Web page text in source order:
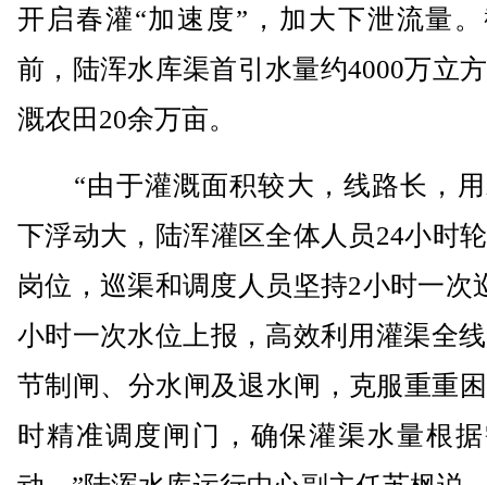
开启春灌“加速度”，加大下泄流量
前，陆浑水库渠首引水量约4000万立
溉农田20余万亩。
“由于灌溉面积较大，线路长，用
下浮动大，陆浑灌区全体人员24小时
岗位，巡渠和调度人员坚持2小时一次
小时一次水位上报，高效利用灌渠全
节制闸、分水闸及退水闸，克服重重
时精准调度闸门，确保灌渠水量根